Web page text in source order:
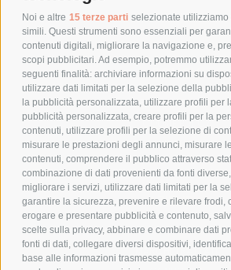
Noi e altre 15 terze parti selezionate
simili. Questi strumenti sono essenziali per
contenuti digitali, migliorare la navigazione e,
scopi pubblicitari. Ad esempio, potremmo
seguenti finalità: archiviare informazioni su
utilizzare dati limitati per la selezione della
la pubblicità personalizzata, utilizzare profili per
pubblicità personalizzata, creare profili per la
contenuti, utilizzare profili per la selezione di
misurare le prestazioni degli annunci, misurare
contenuti, comprendere il pubblico attraverso
combinazione di dati provenienti da fonti
migliorare i servizi, utilizzare dati limitati per la
garantire la sicurezza, prevenire e rilevare frodi,
erogare e presentare pubblicità e contenuto,
scelte sulla privacy, abbinare e combinare dati
fonti di dati, collegare diversi dispositivi,
base alle informazioni trasmesse
POLITICA DI RESO
POLICY
PRIVACY POLICY
COOKIE POLICY
PAGAMENTI SICURI
AZIENDA
CHI SIAMO
MARCHI TRATTATI